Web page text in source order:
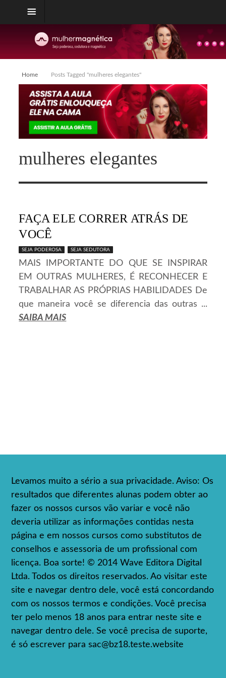
Home Posts Tagged "mulheres elegantes"
mulheres elegantes
FAÇA ELE CORRER ATRÁS DE
VOCÊ
SEJA PODEROSA SEJA SEDUTORA
MAIS IMPORTANTE DO QUE SE INSPIRAR
EM OUTRAS MULHERES, É RECONHECER E
TRABALHAR AS PRÓPRIAS HABILIDADES De
que maneira você se diferencia das outras ...
SAIBA MAIS
Levamos muito a sério a sua privacidade. Aviso: Os
resultados que diferentes alunas podem obter ao
fazer os nossos cursos vão variar e você não
deveria utilizar as informações contidas nesta
página e em nossos cursos como substitutos de
conselhos e assessoria de um profissional com
licença. Boa sorte! © 2014 Wave Editora Digital
Ltda. Todos os direitos reservados. Ao visitar este
site e navegar dentro dele, você está concordando
com os nossos termos e condições. Você precisa
ter pelo menos 18 anos para entrar neste site e
navegar dentro dele. Se você precisa de suporte,
é só escrever parasac@bz18.teste.website